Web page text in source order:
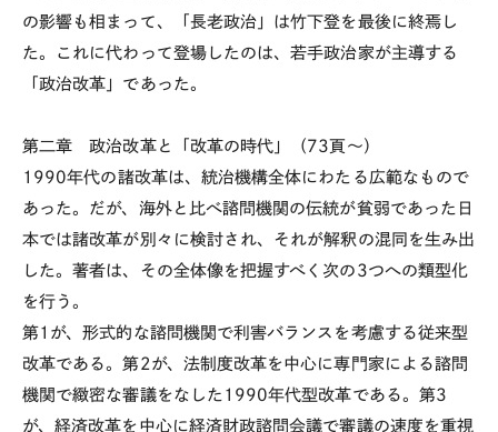
の影響も相まって、「長老政治」は竹下登を最後に終焉し
た。これに代わって登場したのは、若手政治家が主導する
「政治改革」であった。
第二章 政治改革と「改革の時代」（73頁～）
1990年代の諸改革は、統治機構全体にわたる広範なもので
あった。だが、海外と比べ諮問機関の伝統が貧弱であった日
本では諸改革が別々に検討され、それが解釈の混同を生み出
した。著者は、その全体像を把握すべく次の3つへの類型化
を行う。
第1が、形式的な諮問機関で利害バランスを考慮する従来型
改革である。第2が、法制度改革を中心に専門家による諮問
機関で緻密な審議をなした1990年代型改革である。第3
が、経済改革を中心に経済財政諮問会議で審議の速度を重視